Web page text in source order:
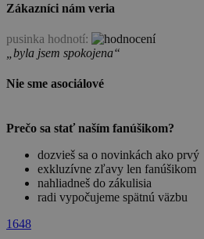
Zákazníci nám veria
pusinka hodnotí:
„byla jsem spokojena“
Nie sme asociálové
Prečo sa stať naším fanúšikom?
dozvieš sa o novinkách ako prvý
exkluzívne zľavy len fanúšikom
nahliadneš do zákulisia
radi vypočujeme spätnú väzbu
1648